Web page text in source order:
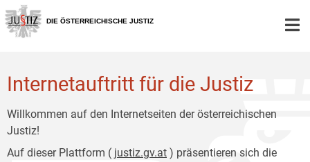
Zur
Hauptnavigation
[1]
Zum
Inhalt
[2]
DIE ÖSTERREICHISCHE JUSTIZ
Internetauftritt für die Justiz
Willkommen auf den Internetseiten der österreichischen
Justiz!
Auf dieser Plattform ( justiz.gv.at ) präsentieren sich die